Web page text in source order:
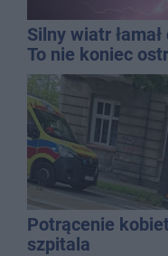
Silny wiatr
To nie koniec
Potrącenie
szpitala